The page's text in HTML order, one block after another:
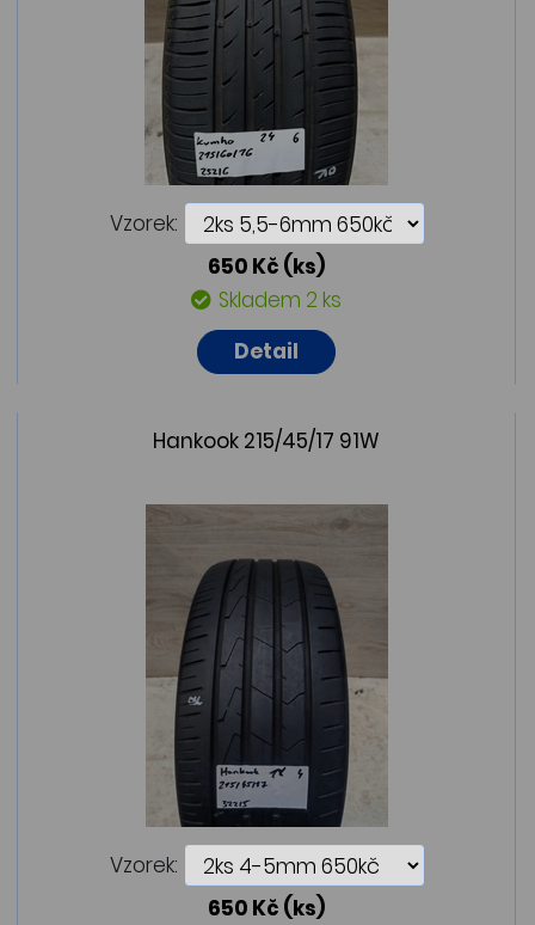
Vzorek:
650 Kč (ks)
Skladem 2 ks
Detail
Hankook 215/45/17 91W
Vzorek:
650 Kč (ks)